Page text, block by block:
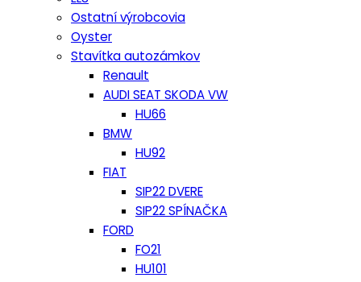
Ostatní výrobcovia
Oyster
Stavítka autozámkov
Renault
AUDI SEAT SKODA VW
HU66
BMW
HU92
FIAT
SIP22 DVERE
SIP22 SPÍNAČKA
FORD
FO21
HU101